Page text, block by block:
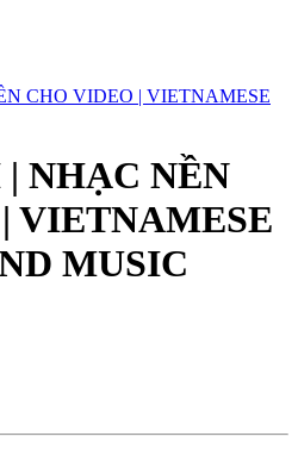
NHẠC NỀN
VIETNAMESE
MUSIC